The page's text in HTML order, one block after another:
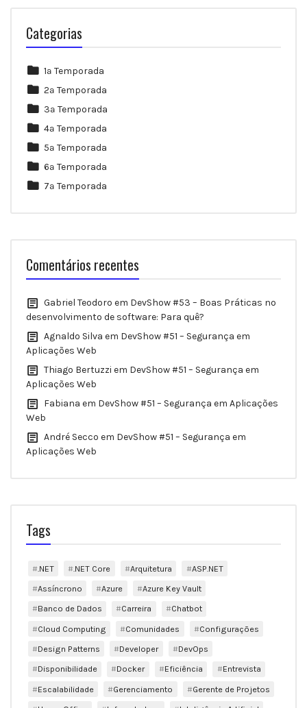
Categorias
1ª Temporada
2ª Temporada
3ª Temporada
4ª Temporada
5ª Temporada
6ª Temporada
7ª Temporada
Comentários recentes
Gabriel Teodoro em DevShow #53 – Boas Práticas no
desenvolvimento de software: Para quê?
Agnaldo Silva em DevShow #51 – Segurança em
Aplicações Web
Thiago Bertuzzi em DevShow #51 – Segurança em
Aplicações Web
Fabiana em DevShow #51 – Segurança em Aplicações
Web
André Secco em DevShow #51 – Segurança em
Aplicações Web
Tags
.NET .NET Core Arquitetura
ASP.NET
Assíncrono
Azure
Azure Key Vault
Banco de Dados
Carreira
Chatbot
Cloud Computing
Comunidades
Configurações
Design Patterns
Developer
DevOps
Disponibilidade
Docker Eficiência
Entrevista
Escalabilidade
Gerenciamento
Gerente de Projetos